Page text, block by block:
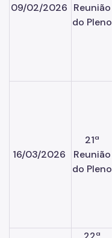
09/02/2026 Reunião
do Pleno
16/03/2026
21ª
Reunião
do Pleno